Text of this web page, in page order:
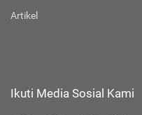
Artikel
Ikuti Media Sosial Kami